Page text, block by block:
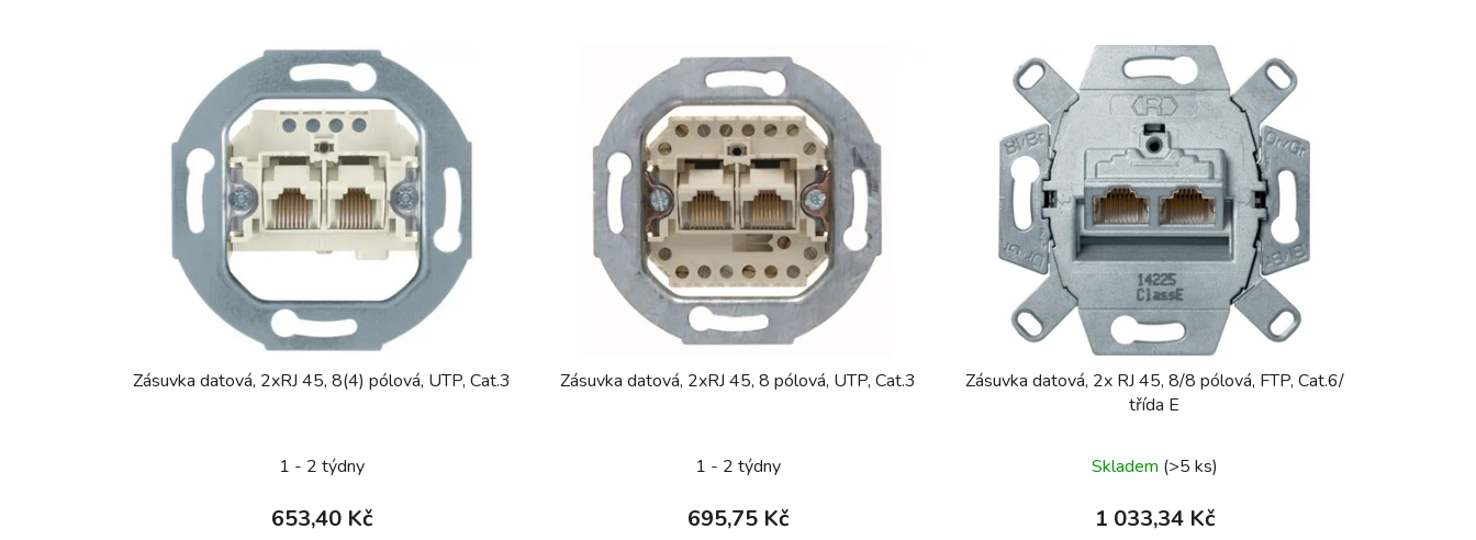
Zásuvka datová, 2xRJ 45, 8(4) pólová, UTP, Cat.3
1 - 2 týdny
653,40 Kč
Zásuvka datová, 2xRJ 45, 8 pólová, UTP, Cat.3
1 - 2 týdny
695,75 Kč
Zásuvka datová, 2x RJ 45, 8/8 pólová, FTP, Cat.6/
třída E
Skladem (>5 ks)
1 033,34 Kč